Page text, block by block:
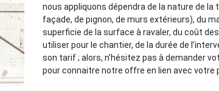
nous appliquons dépendra de la nature de
façade, de pignon, de murs extérieurs), du
superficie de la surface à ravaler, du coût
utiliser pour le chantier, de la durée de
son tarif ; alors, n’hésitez pas à demander
pour connaitre notre offre en lien avec votre